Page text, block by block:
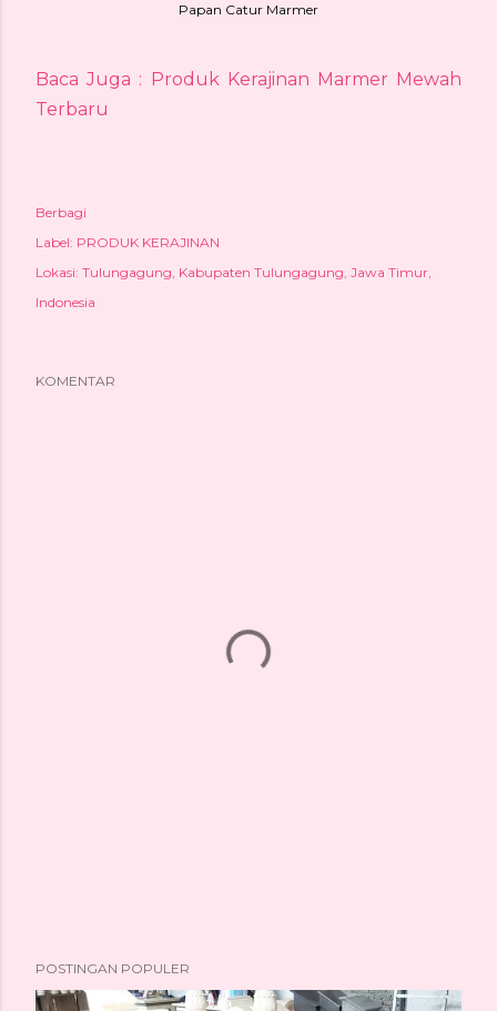
Papan Catur Marmer
Baca Juga : Produk Kerajinan Marmer Mewah
Terbaru
Berbagi
Label: PRODUK KERAJINAN
Lokasi: Tulungagung, Kabupaten Tulungagung, Jawa Timur,
Indonesia
KOMENTAR
POSTINGAN POPULER